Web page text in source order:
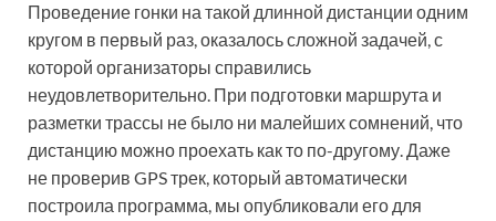
Проведение гонки на такой длинной дистанции одним
кругом в первый раз, оказалось сложной задачей, с
которой организаторы справились
неудовлетворительно. При подготовки маршрута и
разметки трассы не было ни малейших сомнений, что
дистанцию можно проехать как то по-другому. Даже
не проверив GPS трек, который автоматически
построила программа, мы опубликовали его для